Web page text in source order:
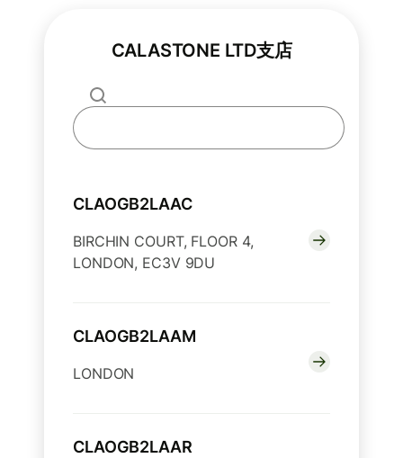
CALASTONE LTD支店
CLAOGB2LAAC
BIRCHIN COURT, FLOOR 4,
LONDON, EC3V 9DU
CLAOGB2LAAM
LONDON
CLAOGB2LAAR